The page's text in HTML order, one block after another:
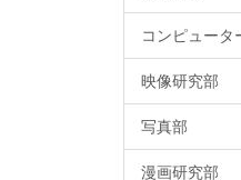
コンピュータ
映像研究部
写真部
漫画研究部